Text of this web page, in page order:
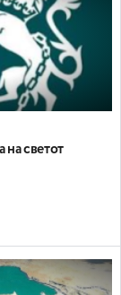
на светот